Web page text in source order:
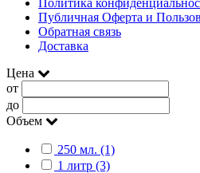
Публичная Оферта и
Обратная связь
Доставка
Цена
от
до
Объем
250 мл. (1)
1 литр (3)